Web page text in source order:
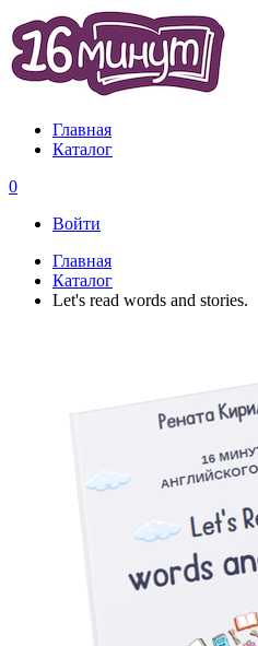
Главная
Каталог
0
Войти
Главная
Каталог
Let's read words and stories.